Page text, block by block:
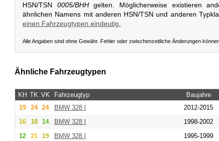
HSN/TSN 0005/BHHgelten. Möglicherweise existieren
ähnlichen Namens mit anderen HSN/TSN und anderen
einen Fahrzeugtypen eindeutig.
Alle Angaben sind ohne Gewähr. Fehler oder zwischenzeitliche Änderungen
Ähnliche Fahrzeugtypen
KH TK VK Fahrzeugtyp
Baujahre
19
24 24 BMW 328 I
2012-2015
16
18 14 BMW 328 I
1998-2002
12
21 19 BMW 328 I
1995-1999